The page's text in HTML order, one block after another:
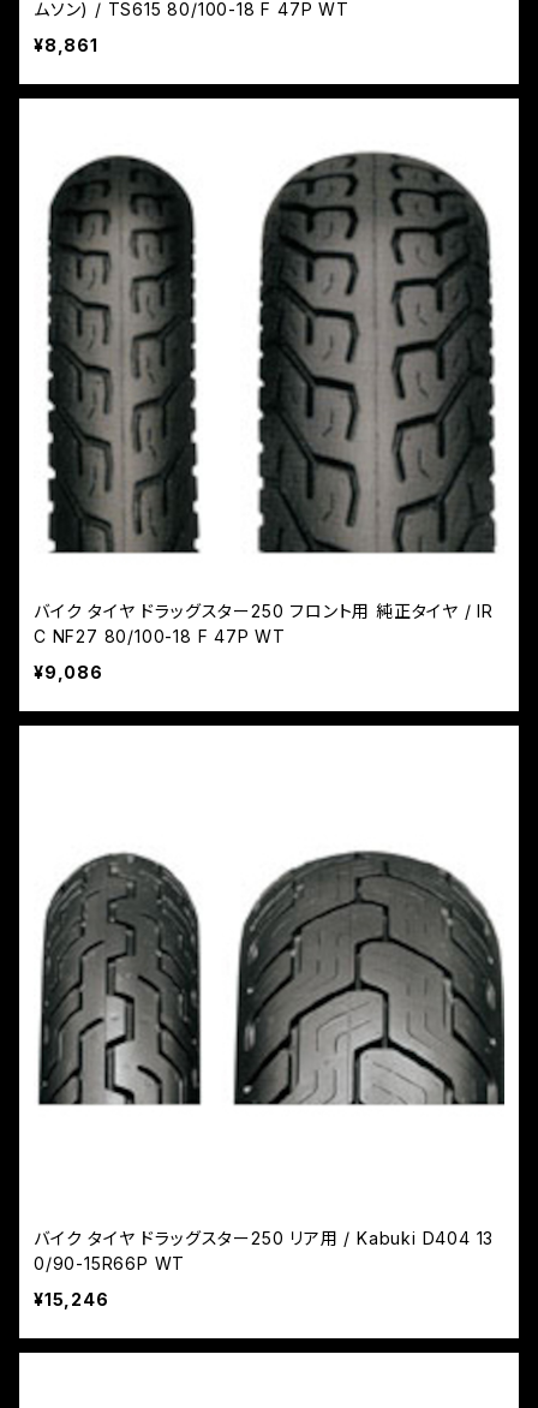
ムソン) / TS615 80/100-18 F 47P WT
¥8,861
バイク タイヤ ドラッグスター250 フロント用 純正タイヤ / IR
C NF27 80/100-18 F 47P WT
¥9,086
バイク タイヤ ドラッグスター250 リア用 / Kabuki D404 13
0/90-15R66P WT
¥15,246